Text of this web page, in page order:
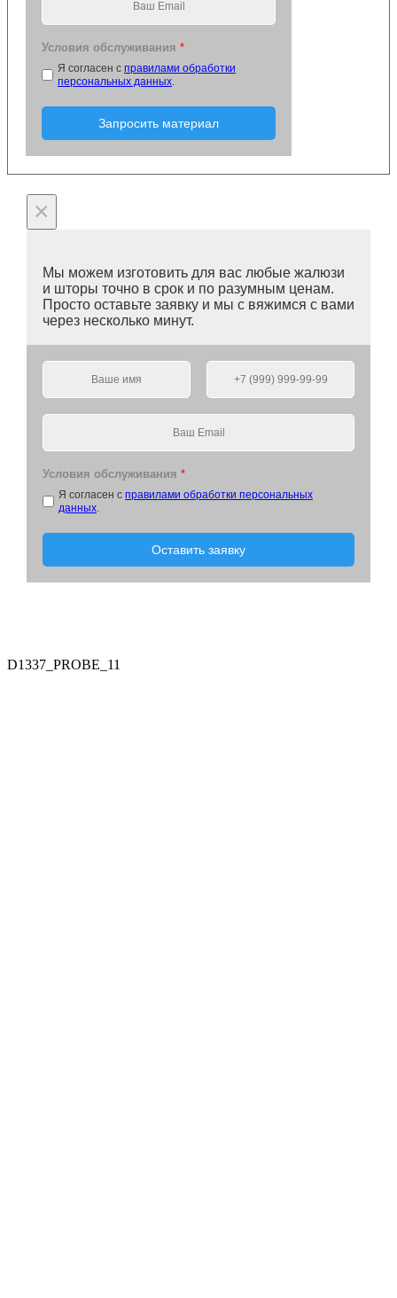
Условия обслуживания *
Я согласен с правилами обработки
персональных данных.
Запросить материал
×
Мы можем изготовить для вас любые жалюзи
и шторы точно в срок и по разумным ценам.
Просто оставьте заявку и мы с вяжимся с вами
через несколько минут.
Условия обслуживания *
Я согласен с правилами обработки персональных
данных.
Оставить заявку